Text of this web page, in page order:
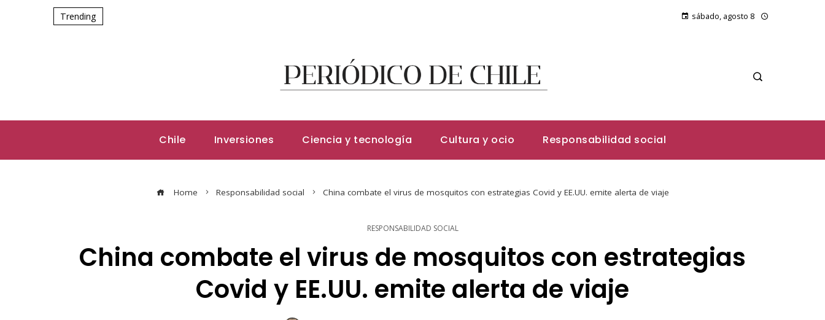
Trending sábado, agosto 8
Chile Inversiones Ciencia y tecnología Cultura y ocio Responsabilidad social
Home Responsabilidad social China combate el virus de mosquitos con estrategias Covid y EE.UU. emite alerta de viaje
RESPONSABILIDAD SOCIAL
China combate el virus de mosquitos con estrategias
Covid y EE.UU. emite alerta de viaje